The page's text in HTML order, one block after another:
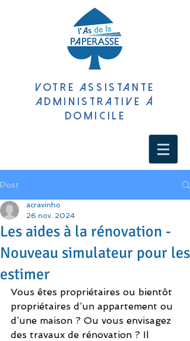
VOTRE ASSISTANTE
ADMINISTRATIVE À
DOMICILE
Post
Les aides à la rénovation -
Nouveau simulateur pour les
estimer
acravinho
26 nov. 2024
Vous êtes propriétaires ou bientôt
propriétaires d’un appartement ou
d’une maison ? Ou vous envisagez
des travaux de rénovation ? Il